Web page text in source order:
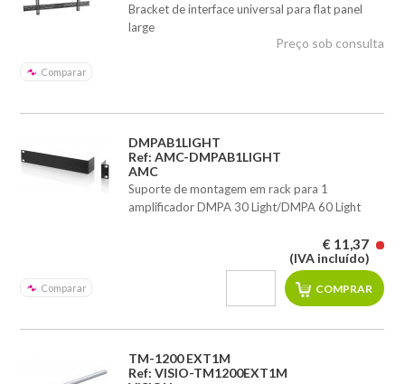
Bracket de interface universal para flat panel
large
Comparar
Preço sob consulta
DMPAB1LIGHT
Ref: AMC-DMPAB1LIGHT
AMC
Suporte de montagem em rack para 1
amplificador DMPA 30 Light/DMPA 60 Light
Comparar
€ 11,37
(IVA incluído)
TM-1200 EXT1M
Ref: VISIO-TM1200EXT1M